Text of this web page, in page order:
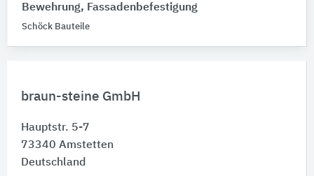
braun-steine GmbH
Hauptstr. 5-7
73340 Amstetten
Deutschland
Bewehrung, Fassadenbefestigung
Schöck Bauteile